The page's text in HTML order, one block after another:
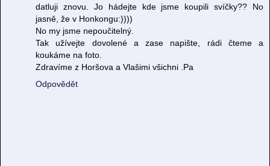
datluji znovu. Jo hádejte kde jsme koupili svíčky?? No
jasně, že v Honkongu:))))
No my jsme nepoučitelný.
Tak užívejte dovolené a zase napište, rádi čteme a
koukáme na foto.
Zdravíme z Horšova a Vlašimi všichni .Pa
Odpovědět